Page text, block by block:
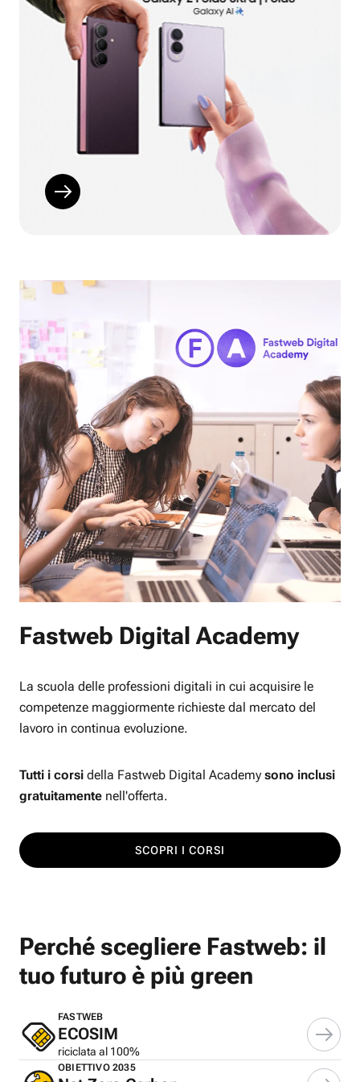
Fastweb Digital Academy
La scuola delle professioni digitali in cui acquisire le
competenze maggiormente richieste dal mercato del
lavoro in continua evoluzione.
Tutti i corsi della Fastweb Digital Academy sono inclusi
gratuitamente nell'offerta.
SCOPRI I CORSI
Perché scegliere Fastweb: il
tuo futuro è più green
FASTWEB
ECOSIM
riciclata al 100%
OBIETTIVO 2035